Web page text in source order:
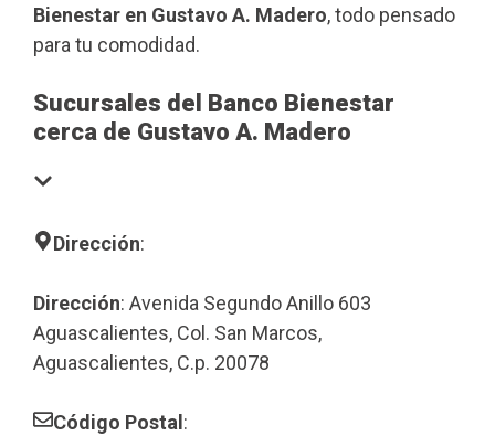
Bienestar en Gustavo A. Madero, todo pensado
para tu comodidad.
Sucursales del Banco Bienestar
cerca de Gustavo A. Madero
Dirección:
Dirección: Avenida Segundo Anillo 603
Aguascalientes, Col. San Marcos,
Aguascalientes, C.p. 20078
Código Postal :